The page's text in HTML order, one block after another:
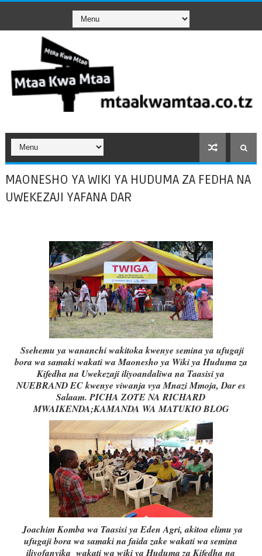
MAONESHO YA WIKI YA HUDUMA ZA FEDHA NA
UWEKEZAJI YAFANA DAR
Ssehemu ya wananchi wakitoka kwenye semina ya ufugaji
bora wa samaki wakati wa Maonesho ya Wiki ya Huduma za
Kifedha na Uwekezaji iliyoandaliwa na Taasisi ya
NUEBRAND EC kwenye viwanja vya Mnazi Mmoja, Dar es
Salaam. PICHA ZOTE NA RICHARD
MWAIKENDA;KAMANDA WA MATUKIO BLOG
Joachim Komba wa Taasisi ya Eden Agri, akitoa elimu ya
ufugaji bora wa samaki na faida zake wakati wa semina
iliyofanyika wakati wa wiki ya Huduma za Kifedha na